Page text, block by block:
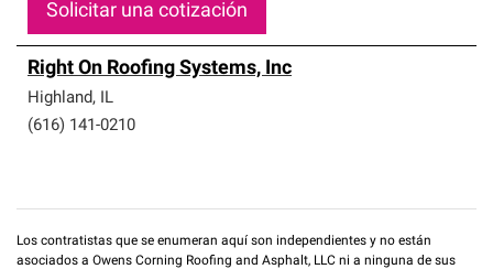
Solicitar una cotización
Right On Roofing Systems, Inc
Highland, IL
(616) 141-0210
Los contratistas que se enumeran aquí son independientes y no están
asociados a Owens Corning Roofing and Asphalt, LLC ni a ninguna de sus